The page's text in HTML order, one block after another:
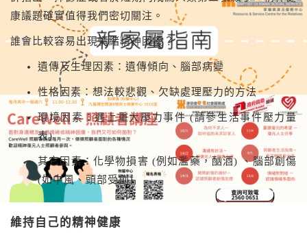
康議題確實值得我們密切關注。
誰會比較容易出現情緒精神困擾？
遺傳及生理因素：遺傳傾向、腦部病變
性格因素：想法較悲觀、欠缺處理壓力的方法
環境因素：遇上重大壓力事件 (請參生活事件壓力量
表)
其它因素：化學物損害 (例如濫藥，酗酒) 、腦部創傷
(如中風、頭部受創)
維持自己的精神健康